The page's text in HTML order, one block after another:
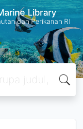
Library
dan Perikanan RI